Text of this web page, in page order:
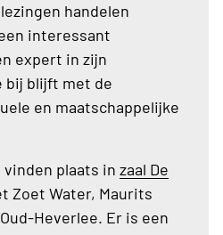
handelen
interessant
expert in zijn
bij blijft met de
en maatschappelijke
plaats in zaal De
Zoet Water, Maurits
Heverlee. Er is een